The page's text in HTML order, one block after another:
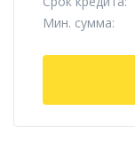
Мин. сумма: